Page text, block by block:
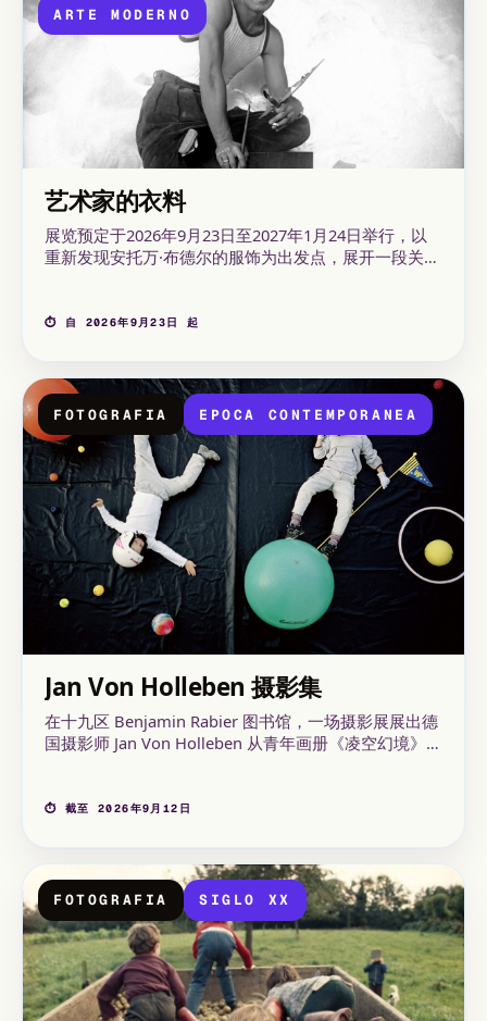
ARTE MODERNO
艺术家的衣料
展览预定于2026年9月23日至2027年1月24日举行，以
重新发现安托万·布德尔的服饰为出发点，展开一段关于
⏱ 自 2026年9月23日 起
FOTOGRAFIA EPOCA CONTEMPORANEA
Jan Von Holleben 摄影集
在十九区 Benjamin Rabier 图书馆，一场摄影展展出德
国摄影师 Jan Von Holleben 从青年画册《凌空幻境》
中：骑狗穿越沙漠、潜海寻宝，或化身超级英雄翱翔城
2026 年 9 月 12 日，地点为 Benjamin Rabier 图书馆。
⏱ 截至 2026年9月12日
FOTOGRAFIA SIGLO XX